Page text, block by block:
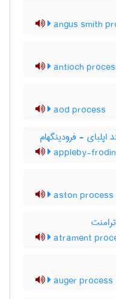
angus smith
antioch
aod process
اپلبای - فرودینگهام
appleby-
aston process
atrament
auger process